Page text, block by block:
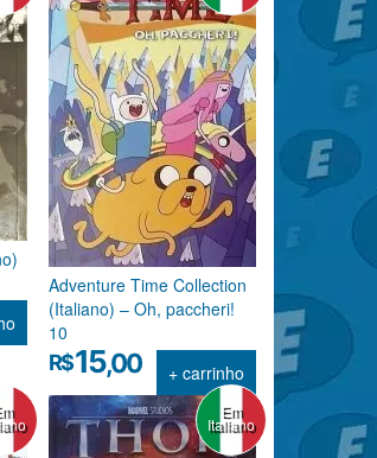
Adventure Time Collection
(Italiano) – Oh, paccheri!
10
R$15,00 + carrinho
Em
Italiano